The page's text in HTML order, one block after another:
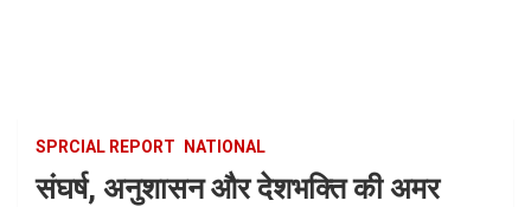
SPRCIAL REPORT NATIONAL
संघर्ष, अनुशासन और देशभक्ति की अमर